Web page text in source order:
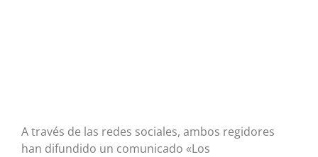
A través de las redes sociales, ambos regidores
han difundido un comunicado «Los